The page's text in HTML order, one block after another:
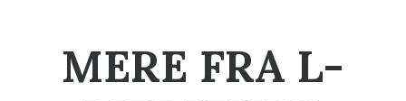
MERE FRA L-